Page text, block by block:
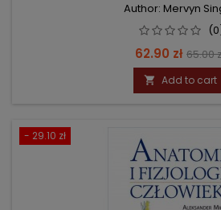
Author: Mervyn
Price
62.90 zł
price
65.00
 Add to cart
- 29.10 zł